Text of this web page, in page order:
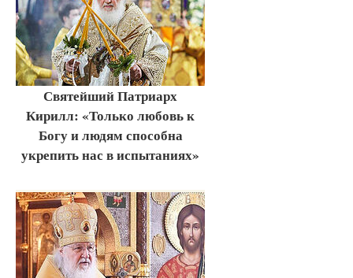
Святейший Патриарх
Кирилл: «Только любовь к
Богу и людям способна
укрепить нас в испытаниях»